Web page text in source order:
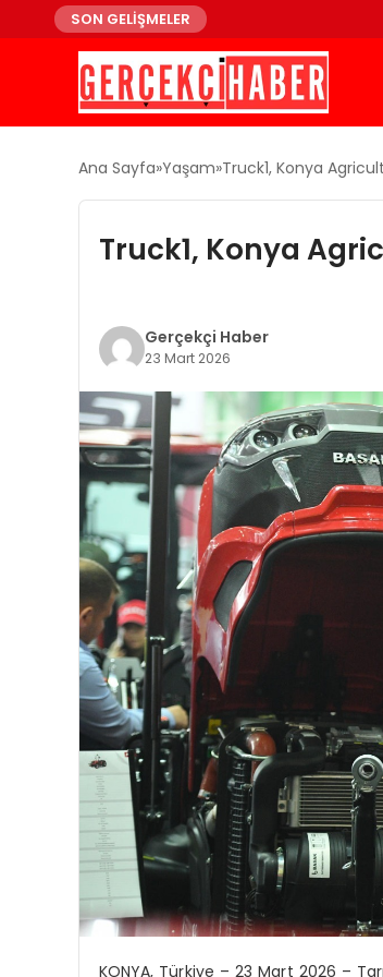
SON GELİŞMELER
Ana Sayfa Yaşam Truck1, Konya
Truck1, Konya
Gerçekçi Haber
23 Mart 2026
KONYA, Türkiye – 23 Mart 2026 – Tar